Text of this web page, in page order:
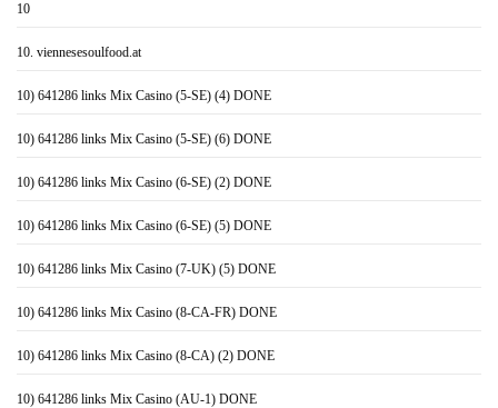
10
10. viennesesoulfood.at
10) 641286 links Mix Casino (5-SE) (4) DONE
10) 641286 links Mix Casino (5-SE) (6) DONE
10) 641286 links Mix Casino (6-SE) (2) DONE
10) 641286 links Mix Casino (6-SE) (5) DONE
10) 641286 links Mix Casino (7-UK) (5) DONE
10) 641286 links Mix Casino (8-CA-FR) DONE
10) 641286 links Mix Casino (8-CA) (2) DONE
10) 641286 links Mix Casino (AU-1) DONE